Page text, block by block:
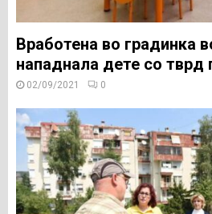
Вработена во градинка
нападнала дете со тврд
02/09/2021 0